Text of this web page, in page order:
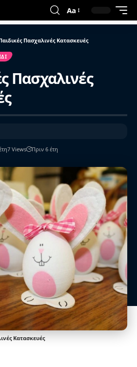
Aa
Πασχαλινές Κατασκευές
Πασχαλινές
7 Views Πριν 6 έτη
Κατασκευές